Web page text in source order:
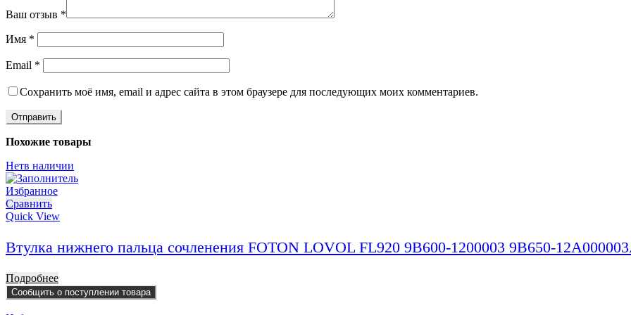
Ваш отзыв *
Имя *
Email *
Сохранить моё имя, email и адрес сайта в этом браузере для последующих моих комментариев.
Похожие товары
Нетв наличии
Избранное
Сравнить
Quick View
Втулка нижнего пальца сочленения FOTON LOVOL FL920 9B600-1200003 9B650-
Подробнее
Сообщить о поступлении товара